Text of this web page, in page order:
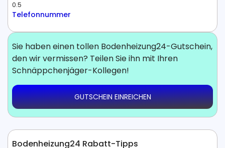
0.5
Telefonnummer
Sie haben einen tollen Bodenheizung24-Gutschein,
den wir vermissen? Teilen Sie ihn mit Ihren
Schnäppchenjäger-Kollegen!
GUTSCHEIN EINREICHEN
Bodenheizung24 Rabatt-Tipps